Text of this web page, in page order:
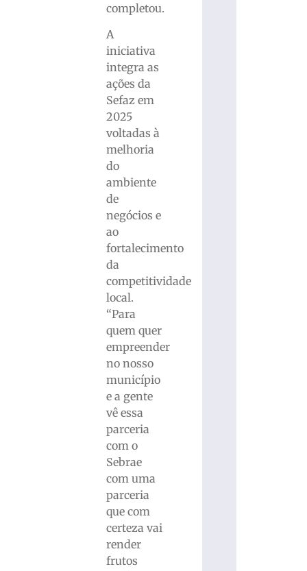
completou.
A
iniciativa
integra as
ações da
Sefaz em
2025
voltadas à
melhoria
do
ambiente
de
negócios e
ao
fortalecimento
da
competitividade
local.
“Para
quem quer
empreender
no nosso
município
e a gente
vê essa
parceria
com o
Sebrae
com uma
parceria
que com
certeza vai
render
frutos